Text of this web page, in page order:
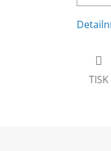
TISK